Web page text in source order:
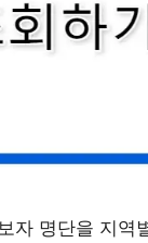
자 명단을 지역